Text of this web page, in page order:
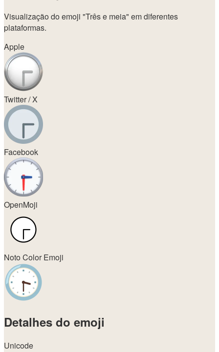
Visualização do emoji "Três e meia" em diferentes
plataformas.
Apple
Twitter / X
Facebook
OpenMoji
Noto Color Emoji
Detalhes do emoji
Unicode